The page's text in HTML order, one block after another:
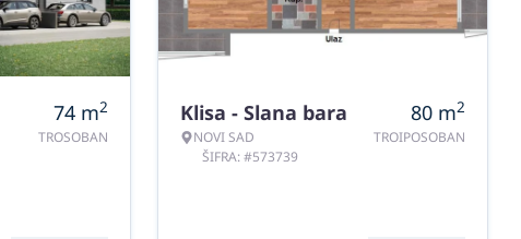
74 m2
TROSOBAN
Klisa - Slana bara
NOVI SAD
ŠIFRA: #573739
80 m2
TROIPOSOBAN